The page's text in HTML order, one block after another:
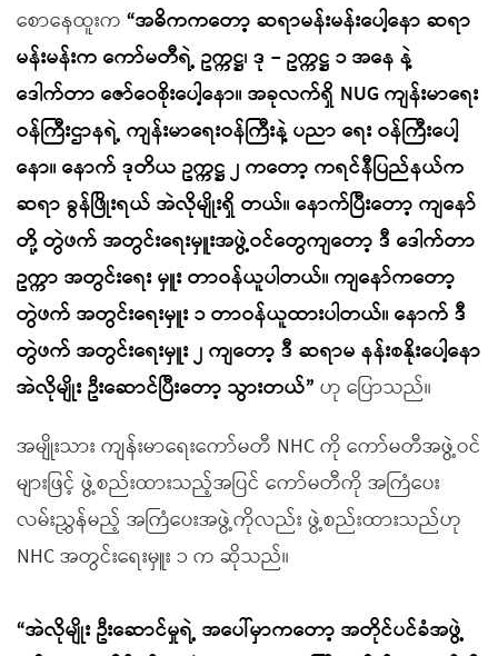
စောနေထူးက “အဓိကကတော့ ဆရာမန်းမန်းပေါ့နော ဆရာ
မန်းမန်းက ကော်မတီရဲ့ ဥက္ကဋ္ဌ၊ ဒု – ဥက္ကဋ္ဌ ၁ အနေ နဲ့
ဒေါက်တာ ဇော်ဝေစိုးပေါ့နော။ အခုလက်ရှိ NUG ကျန်းမာရေး
ဝန်ကြီးဌာနရဲ့ ကျန်းမာရေးဝန်ကြီးနဲ့ ပညာ ရေး ဝန်ကြီးပေါ့
နော။ နောက် ဒုတိယ ဥက္ကဋ္ဌ ၂ ကတော့ ကရင်နီပြည်နယ်က
ဆရာ ခွန်ဖြိုးရယ် အဲလိုမျိုးရှိ တယ်။ နောက်ပြီးတော့ ကျနော်
တို့ တွဲဖက် အတွင်းရေးမှူးအဖွဲ့ဝင်တွေကျတော့ ဒီ ဒေါက်တာ
ဥက္ကာ အတွင်းရေး မှူး တာဝန်ယူပါတယ်။ ကျနော်ကတော့
တွဲဖက် အတွင်းရေးမှူး ၁ တာဝန်ယူထားပါတယ်။ နောက် ဒီ
တွဲဖက် အတွင်းရေးမှူး ၂ ကျတော့ ဒီ ဆရာမ နန်းစနိုးပေါ့နော
အဲလိုမျိုး ဦးဆောင်ပြီးတော့ သွားတယ်” ဟု ပြောသည်။
အမျိုးသား ကျန်းမာရေးကော်မတီ NHC ကို ကော်မတီအဖွဲ့ဝင်
များဖြင့် ဖွဲ့စည်းထားသည့်အပြင် ကော်မတီကို အကြံပေး
လမ်းညွှန်မည့် အကြံပေးအဖွဲ့ကိုလည်း ဖွဲ့စည်းထားသည်ဟု
NHC အတွင်းရေးမှူး ၁ က ဆိုသည်။
“အဲလိုမျိုး ဦးဆောင်မှုရဲ့ အပေါ်မှာကတော့ အတိုင်ပင်ခံအဖွဲ့